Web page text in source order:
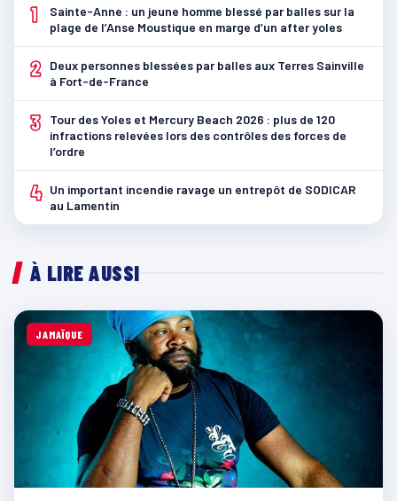
1
Sainte-Anne : un jeune homme blessé par balles sur la
plage de l’Anse Moustique en marge d’un after yoles
2
Deux personnes blessées par balles aux Terres Sainville
à Fort-de-France
3
Tour des Yoles et Mercury Beach 2026 : plus de 120
infractions relevées lors des contrôles des forces de
l’ordre
4 Un important incendie ravage un entrepôt de SODICAR
au Lamentin
À LIRE AUSSI
JAMAÏQUE